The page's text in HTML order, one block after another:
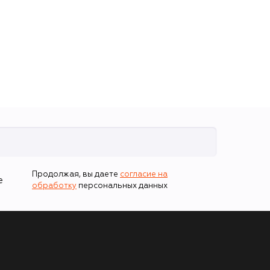
Продолжая, вы даете согласие на
обработку персональных данных